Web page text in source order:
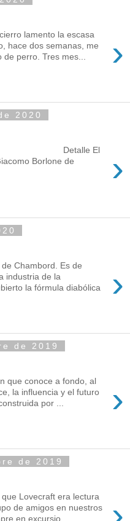
›
lamento la escasa
hace dos semanas, me
de perro. Tres mes...
2020
›
El
Borlone de
›
Chambord. Es de
industria de la
la fórmula diabólica
de 2019
›
que conoce a fondo, al
la influencia y el futuro
por ...
de 2019
Lovecraft era lectura
de amigos en nuestros
en excursio...